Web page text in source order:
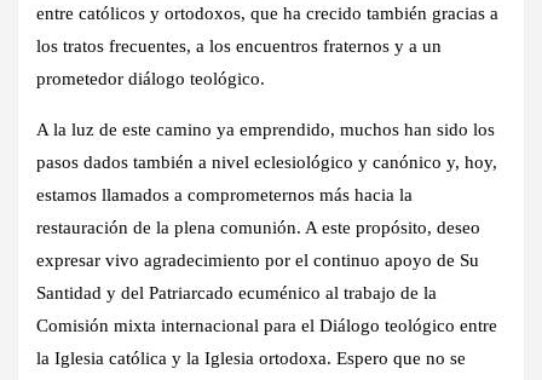
entre católicos y ortodoxos, que ha crecido también gracias a
los tratos frecuentes, a los encuentros fraternos y a un
prometedor diálogo teológico.
A la luz de este camino ya emprendido, muchos han sido los
pasos dados también a nivel eclesiológico y canónico y, hoy,
estamos llamados a comprometernos más hacia la
restauración de la plena comunión. A este propósito, deseo
expresar vivo agradecimiento por el continuo apoyo de Su
Santidad y del Patriarcado ecuménico al trabajo de la
Comisión mixta internacional para el Diálogo teológico entre
la Iglesia católica y la Iglesia ortodoxa. Espero que no se